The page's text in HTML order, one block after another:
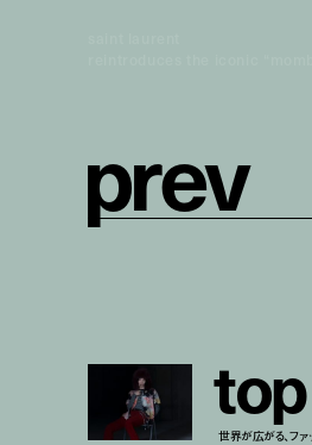
prev
top
世界が広がる、ファ